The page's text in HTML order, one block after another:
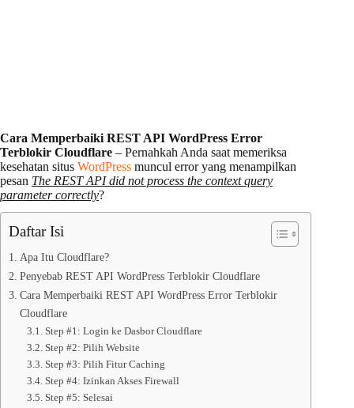
Cara Memperbaiki REST API WordPress Error
Terblokir Cloudflare – Pernahkah Anda saat memeriksa
kesehatan situs WordPress muncul error yang menampilkan
pesan The REST API did not process the context query
parameter correctly?
Daftar Isi
Apa Itu Cloudflare?
Penyebab REST API WordPress Terblokir Cloudflare
Cara Memperbaiki REST API WordPress Error Terblokir
Cloudflare
Step #1: Login ke Dasbor Cloudflare
Step #2: Pilih Website
Step #3: Pilih Fitur Caching
Step #4: Izinkan Akses Firewall
Step #5: Selesai